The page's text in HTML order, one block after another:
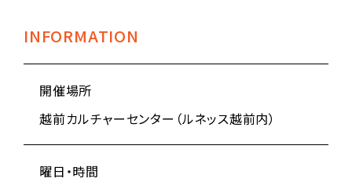
INFORMATION
開催場所
越前カルチャーセンター（ルネッス越前内）
曜日・時間